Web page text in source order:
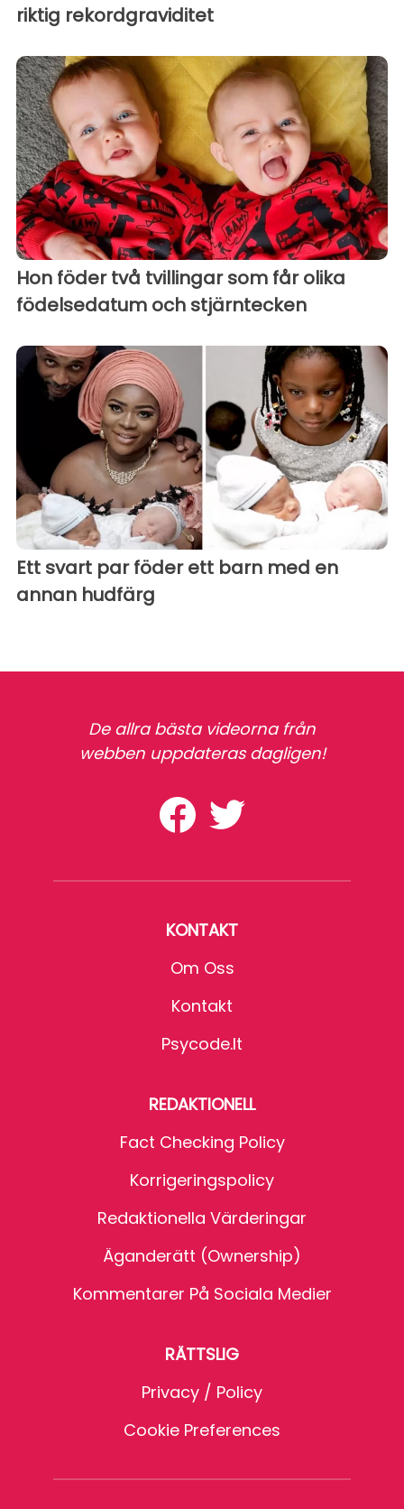
riktig rekordgraviditet
Hon föder två tvillingar som får olika
födelsedatum och stjärntecken
Ett svart par föder ett barn med en
annan hudfärg
De allra bästa videorna från
webben uppdateras dagligen!
KONTAKT
Om Oss
Kontakt
Psycode.it
REDAKTIONELL
Fact Checking Policy
Korrigeringspolicy
Redaktionella Värderingar
Äganderätt (Ownership)
Kommentarer På Sociala Medier
RÄTTSLIG
Privacy / Policy
Cookie Preferences